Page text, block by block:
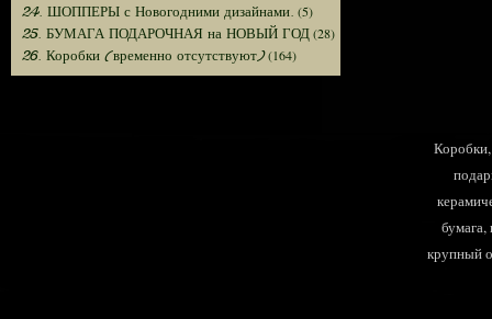
24. ШОППЕРЫ с Новогодними дизайнами. (5)
25. БУМАГА ПОДАРОЧНАЯ на НОВЫЙ ГОД(28)
26. Коробки (временно отсутствуют)(164)
крупный